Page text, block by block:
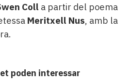
Coll a partir del poema
Meritxell Nus, amb la
poden interessar